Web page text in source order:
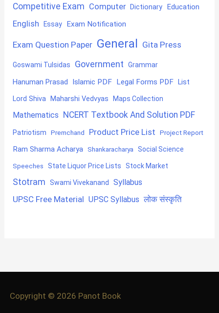
Competitive Exam Computer Dictionary Education
English Essay Exam Notification
Exam Question Paper General Gita Press
Goswami Tulsidas Government Grammar
Hanuman Prasad Islamic PDF Legal Forms PDF List
Lord Shiva Maharshi Vedvyas Maps Collection
Mathematics NCERT Textbook And Solution PDF
Patriotism Premchand Product Price List Project Report
Ram Sharma Acharya Shankaracharya Social Science
Speeches State Liquor Price Lists Stock Market
Stotram Swami Vivekanand Syllabus
UPSC Free Material UPSC Syllabus लोक संस्कृति
Copyright © 2026 Panot Book